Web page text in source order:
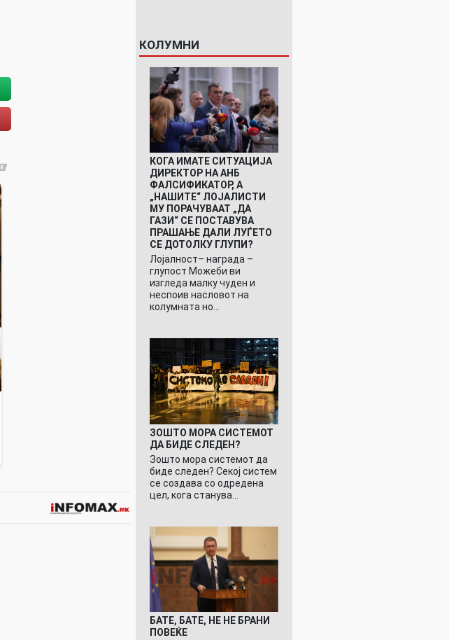
КОЛУМНИ
КОГА ИМАТЕ СИТУАЦИЈА
ДИРЕКТОР НА АНБ
ФАЛСИФИКАТОР, А
„НАШИТЕ“ ЛОЈАЛИСТИ
МУ ПОРАЧУВААТ „ДА
ГАЗИ“ СЕ ПОСТАВУВА
ПРАШАЊЕ ДАЛИ ЛУЃЕТО
СЕ ДОТОЛКУ ГЛУПИ?
Лојалност– награда –
глупост Можеби ви
изгледа малку чуден и
неспоив насловот на
колумната но…
ЗОШТО МОРА СИСТЕМОТ
ДА БИДЕ СЛЕДЕН?
Зошто мора системот да
биде следен? Секој систем
се создава со одредена
цел, кога станува…
БАТЕ, БАТЕ, НЕ НЕ БРАНИ
ПОВЕЌЕ